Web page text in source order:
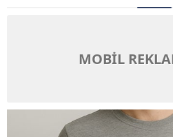
MOBİL